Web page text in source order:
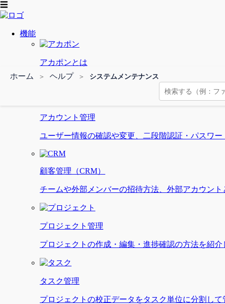
☰
機能
アカポンとは
アカポンシステムの権限管理やセキュリティなど
アカウント管理
ユーザー情報の確認や変更、二段階認証・パスワ
顧客管理（CRM）
チームや外部メンバーの招待方法、外部アカウン
プロジェクト管理
プロジェクトの作成・編集・進捗確認の方法を紹
タスク管理
プロジェクトの校正データをタスク単位に分割し
ホーム ＞ ヘルプ ＞ システムメンテナンス